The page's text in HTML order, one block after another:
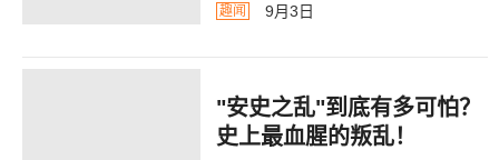
趣闻 9月3日
"安史之乱"到底有多可怕？
史上最血腥的叛乱！